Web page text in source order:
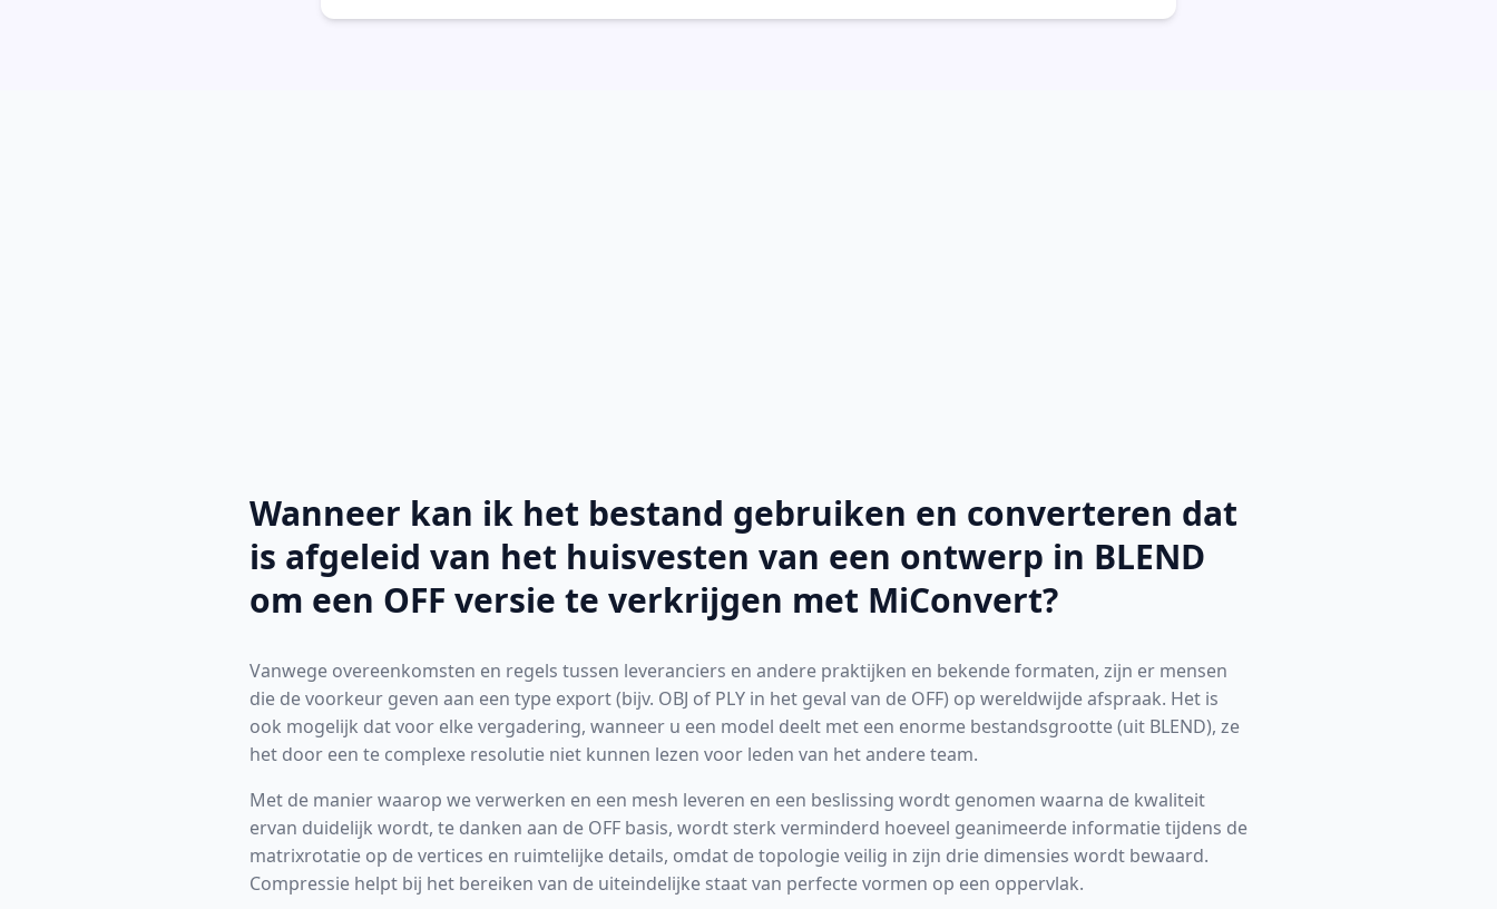
Wanneer kan ik het bestand gebruiken en converteren dat
is afgeleid van het huisvesten van een ontwerp in BLEND
om een OFF versie te verkrijgen met MiConvert?
Vanwege overeenkomsten en regels tussen leveranciers en andere praktijken en bekende formaten, zijn er mensen
die de voorkeur geven aan een type export (bijv. OBJ of PLY in het geval van de OFF) op wereldwijde afspraak. Het is
ook mogelijk dat voor elke vergadering, wanneer u een model deelt met een enorme bestandsgrootte (uit BLEND), ze
het door een te complexe resolutie niet kunnen lezen voor leden van het andere team.
Met de manier waarop we verwerken en een mesh leveren en een beslissing wordt genomen waarna de kwaliteit
ervan duidelijk wordt, te danken aan de OFF basis, wordt sterk verminderd hoeveel geanimeerde informatie tijdens de
matrixrotatie op de vertices en ruimtelijke details, omdat de topologie veilig in zijn drie dimensies wordt bewaard.
Compressie helpt bij het bereiken van de uiteindelijke staat van perfecte vormen op een oppervlak.